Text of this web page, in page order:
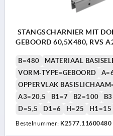
STANGSCHARNIER MIT
B=480
MATERIAAL
VORM-TYPE=GEBOORD
OPPERVLAK
A3=20,5
B1=7 B2=100
D=5,5
D1=6 H=25 H1=15
Bestelnummer: K2577.11600480